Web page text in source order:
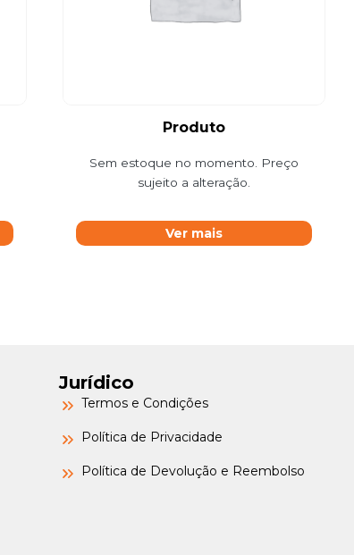
Produto
Sem estoque no momento. Preço
sujeito a alteração.
Ver mais
Jurídico
Termos e Condições
Política de Privacidade
Política de Devolução e Reembolso